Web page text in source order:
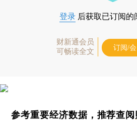
登录 后获取已订阅的
财新通会员
可畅读全文
订阅/
参考重要经济数据，推荐查阅